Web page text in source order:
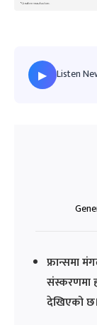
▶ Listen
फ्रान्समा
संस्करणमा
देखिएको छ।